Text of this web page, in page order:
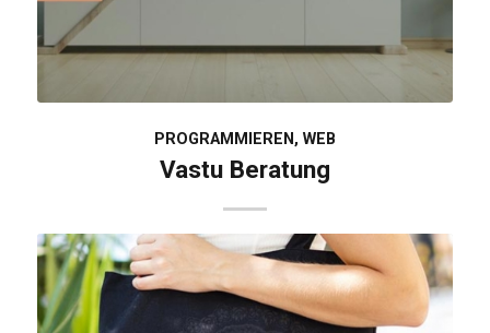
PROGRAMMIEREN , WEB
Vastu Beratung